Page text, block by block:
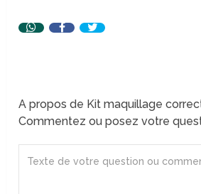
A propos de Kit maquillage
Commentez ou posez votre